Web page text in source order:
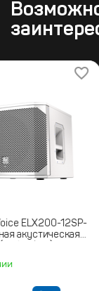
Electro-Voice
W. Активная